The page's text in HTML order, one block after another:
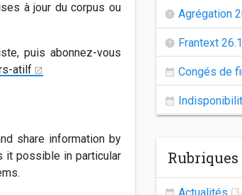
à jour du corpus ou
puis abonnez-vous
atilf
share information by
it possible in particular
Agrégation
Frantext 26.1
Congés de
Congés
Agrégation
Rubriques